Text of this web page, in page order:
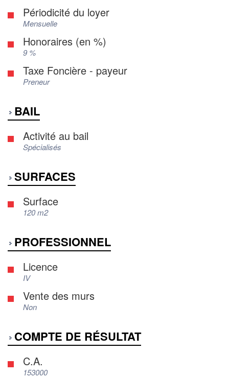
Périodicité du loyer
Mensuelle
Honoraires (en %)
9 %
Taxe Foncière - payeur
Preneur
BAIL
Activité au bail
Spécialisés
SURFACES
Surface
120 m2
PROFESSIONNEL
Licence
IV
Vente des murs
Non
COMPTE DE RÉSULTAT
C.A.
153000